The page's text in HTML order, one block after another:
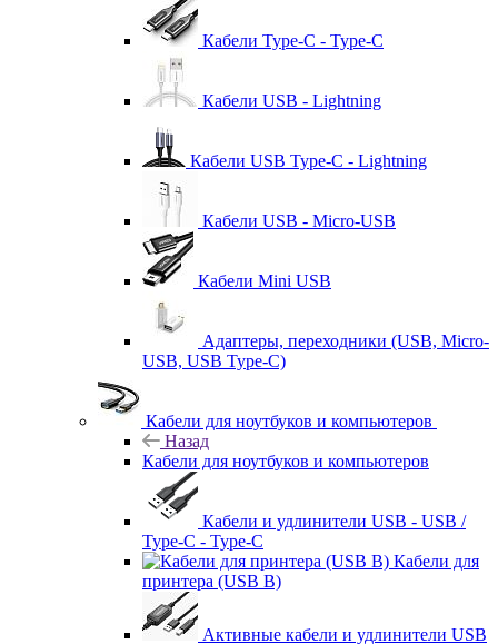
Кабели Type-C - Type-C
Кабели USB - Lightning
Кабели USB Type-C - Lightning
Кабели USB - Micro-USB
Кабели Mini USB
Адаптеры, переходники (USB, Micro-
USB, USB Type-C)
Кабели для ноутбуков и компьютеров
Назад
Кабели для ноутбуков и компьютеров
Кабели и удлинители USB - USB /
Type-C - Type-C
Кабели для
принтера (USB B)
Активные кабели и удлинители USB